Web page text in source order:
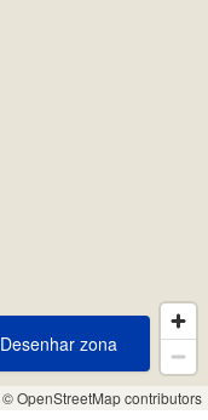
© OpenStreetMap contributors
Desenhar zona
Desenhar zona